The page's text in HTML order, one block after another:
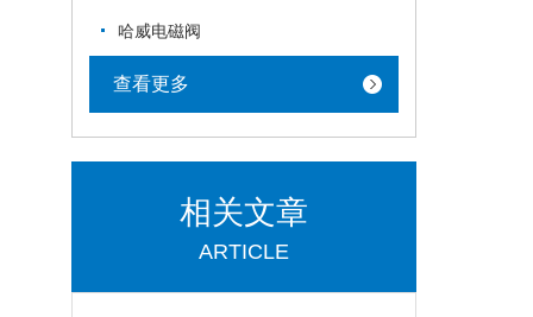
哈威电磁阀
查看更多
相关文章
ARTICLE